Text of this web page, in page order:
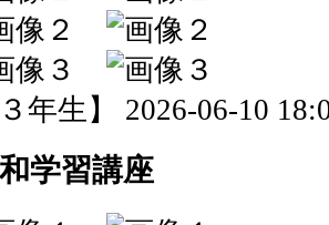
３年生】 2026-06-10
学習講座